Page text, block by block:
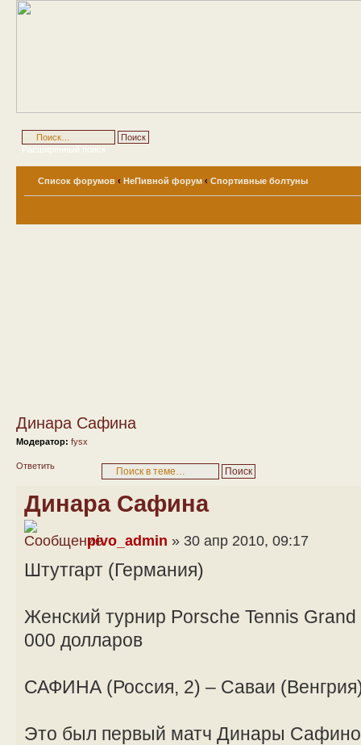
Расширенный поиск
Список форумов ‹ НеПивной форум ‹ Спортивные болтуны
Динара Сафина
Модератор: fysx
Ответить
Динара Сафина
pivo_admin » 30 апр 2010, 09:17
Штутгарт (Германия)
Женский турнир Porsche Tennis
000 долларов
САФИНА (Россия, 2) – Саваи
Это был первый матч Динары